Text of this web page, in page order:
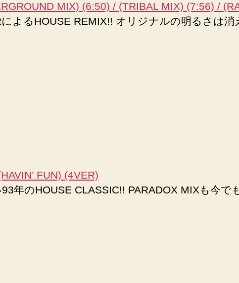
MIX) (6:50) / (TRIBAL MIX) (7:56) /
よるHOUSE REMIX!! オリジナルの明るさは
FUN) (4VER)
年のHOUSE CLASSIC!! PARADOX MIXも今で